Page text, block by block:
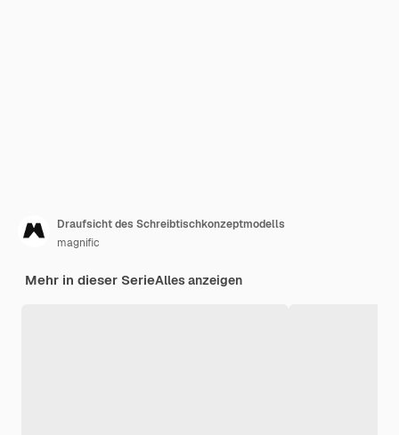
Draufsicht des Schreibtischkonzeptmodells
magnific
Mehr in dieser SerieAlles anzeigen